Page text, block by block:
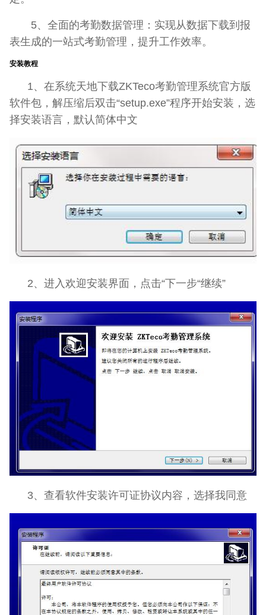
5、全面的考勤数据管理：实现从数据下载到报
表生成的一站式考勤管理，提升工作效率。
安装教程
1、在系统天地下载ZKTeco考勤管理系统官方版
软件包，解压缩后双击“setup.exe”程序开始安装，选
择安装语言，默认简体中文
2、进入欢迎安装界面，点击“下一步“继续”
3、查看软件安装许可证协议内容，选择我同意